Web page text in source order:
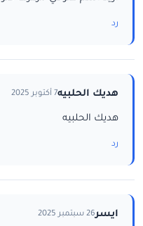
رد
هديك الحلبيه7 أكتوبر 2025
هديك الحلبيه
رد
ايسر26 سبتمبر 2025